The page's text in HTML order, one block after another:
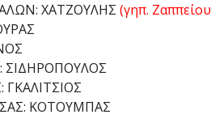
ΧΑΤΖΟΥΛΗΣ (γηπ.
ΣΙΔΗΡΟΠΟΥΛΟΣ
ΚΟΤΟΥΜΠΑΣ